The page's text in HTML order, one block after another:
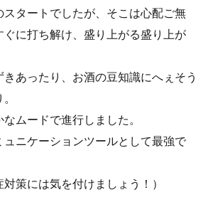
タートでしたが、そこは心配ご無
に打ち解け、盛り上がる盛り上が
あったり、お酒の豆知識にへぇそう
ムードで進行しました。
ニケーションツールとして最強で
対策には気を付けましょう！）